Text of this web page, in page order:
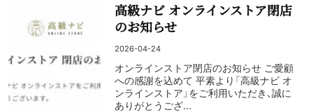
高級ナビ オンラインストア閉店
のお知らせ
2026-04-24
オンラインストア閉店のお知らせ ご愛顧
への感謝を込めて 平素より「高級ナビ オ
ンラインストア」をご利用いただき、誠に
ありがとうござ...